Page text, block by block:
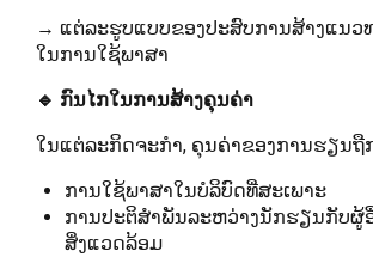
→ ແຕ່ລະຮູບແບບຂອງປະສົບການສ້າງແນວ
ໃນການໃຊ້ພາສາ
🔹 ກົນໄກໃນການສ້າງຄຸນຄ່າ
ໃນແຕ່ລະກິດຈະກຳ, ຄຸນຄ່າຂອງການຮຽນຖື
ການໃຊ້ພາສາໃນບໍລິບົດທີ່ສະເພາະ
ການປະຕິສຳພັນລະຫວ່າງນັກຮຽນກັບຜູ້
ສິ່ງແວດລ້ອມ